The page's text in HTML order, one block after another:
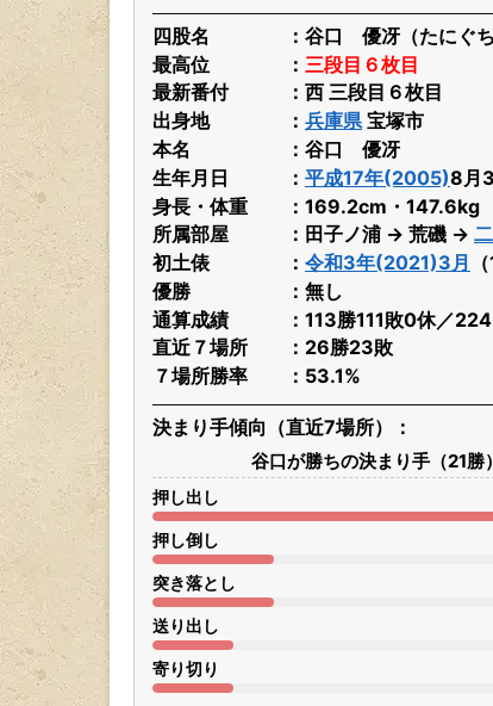
四股名
谷口 優冴（たにぐ
最高位
三段目６枚目
最新番付
西 三段目６枚目
出身地
兵庫県宝塚市
本名
谷口 優冴
生年月日
平成17年(2005)8月
身長・体重
169.2cm・147.6kg
所属部屋
田子ノ浦 → 荒磯 →
初土俵
令和3年(2021)3月
優勝
無し
通算成績
113勝111敗0休／
直近７場所
26勝23敗
７場所勝率
53.1%
決まり手傾向（直近7場所）
谷口が勝ちの決まり手（21勝）
押し出し
押し倒し
突き落とし
送り出し
寄り切り